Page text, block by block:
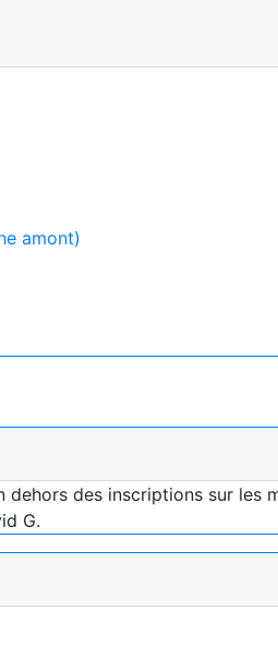
amont)
des inscriptions sur les
G.